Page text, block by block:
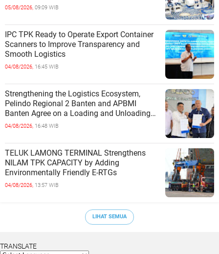
05/08/2026, 09:09 WIB
IPC TPK Ready to Operate Export Container
Scanners to Improve Transparency and
Smooth Logistics
04/08/2026, 16:45 WIB
Strengthening the Logistics Ecosystem,
Pelindo Regional 2 Banten and APBMI
Banten Agree on a Loading and Unloading
Cooperation at Ciwandan Port
04/08/2026, 16:48 WIB
TELUK LAMONG TERMINAL Strengthens
NILAM TPK CAPACITY by Adding
Environmentally Friendly E-RTGs
04/08/2026, 13:57 WIB
LIHAT SEMUA
TRANSLATE